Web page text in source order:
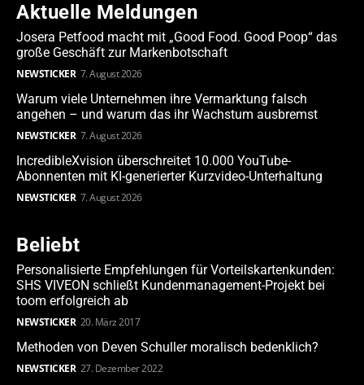
Aktuelle Meldungen
Josera Petfood macht mit „Good Food. Good Poop“ das
große Geschäft zur Markenbotschaft
NEWSTICKER 7. August 2026
Warum viele Unternehmen ihre Vermarktung falsch
angehen – und warum das ihr Wachstum ausbremst
NEWSTICKER 7. August 2026
IncredibleXvision überschreitet 10.000 YouTube-
Abonnenten mit KI-generierter Kurzvideo-Unterhaltung
NEWSTICKER 7. August 2026
Beliebt
Personalisierte Empfehlungen für Vorteilskartenkunden:
SHS VIVEON schließt Kundenmanagement-Projekt bei
toom erfolgreich ab
NEWSTICKER 20. März 2017
Methoden von Deven Schuller moralisch bedenklich?
NEWSTICKER 27. Dezember 2022